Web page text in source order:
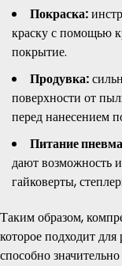
Покраска:
краску с помощью
покрытие.
Продувка:
поверхности от
перед нанесением
Питание
дают возможность
гайковерты,
Таким образом,
которое подходит
способно